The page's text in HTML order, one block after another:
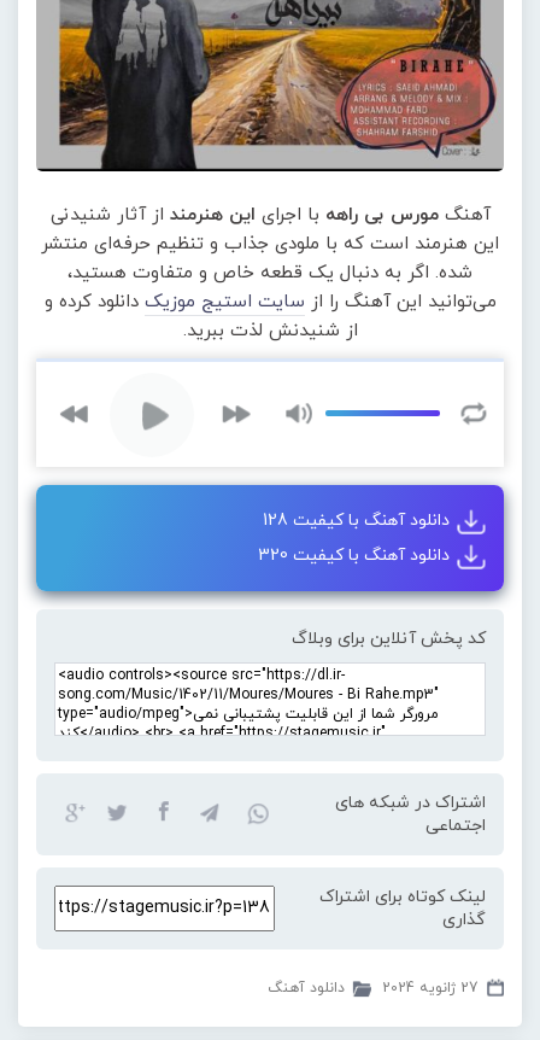
آهنگمورس بی راهه با اجرای این هنرمند از آثار شنیدنی
این هنرمند است که با ملودی جذاب و تنظیم حرفه‌ای منتشر
شده. اگر به دنبال یک قطعه خاص و متفاوت هستید،
می‌توانید این آهنگ را از سایت استیج موزیک دانلود کرده و
از شنیدنش لذت ببرید.
دانلود آهنگ با کیفیت 128
دانلود آهنگ با کیفیت 320
کد پخش آنلاین برای وبلاگ
اشتراک در شبکه های
اجتماعی
لینک کوتاه برای اشتراک
گذاری
27 ژانویه 2024 دانلود آهنگ